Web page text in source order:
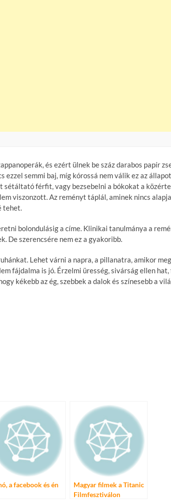
és ezért ülnek be száz darabos papír
semmi baj, míg kórossá nem válik ez az
sétáltató férfit, vagy bezsebelni a bókokat a
viszonzott. Az reményt táplál, aminek nincs
tehet.
bolondulásig a címe. Klinikai tanulmánya a
De szerencsére nem ez a gyakoribb.
Lehet várni a napra, a pillanatra, amikor
fájdalma is jó. Érzelmi üresség, sivárság ellen
kékebb az ég, szebbek a dalok és színesebb a
a facebook és én
Magyar filmek a Titanic
Filmfesztiválon